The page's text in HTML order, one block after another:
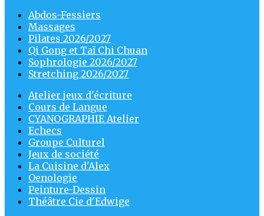
Abdos-Fessiers
Massages
Pilates 2026/2027
Qi Gong et Taï Chi Chuan
Sophrologie 2026/2027
Stretching 2026/2027
Atelier jeux d'écriture
Cours de Langue
CYANOGRAPHIE Atelier
Echecs
Groupe Culturel
Jeux de société
La Cuisine d'Alex
Oenologie
Peinture-Dessin
Théâtre Cie d'Edwige